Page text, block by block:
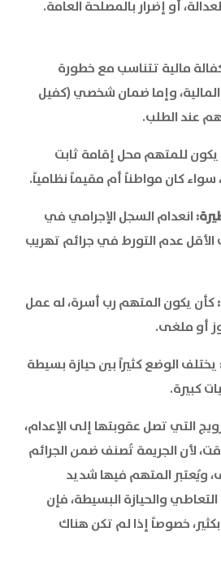
أو إضرار بالمصلحة العامة.
مالية تتناسب مع خطورة
وإما ضمان شخصي (كفيل
عند الطلب.
يكون للمتهم محل إقامة ثابت
كان مواطناً أم مقيماً نظامياً.
انعدام السجل الإجرامي في
الأقل عدم التورط في جرائم تهريب
كأن يكون المتهم رب أسرة، له عمل
أو ملغى.
يختلف الوضع كثيراً بين حيازة بسيطة
كبيرة.
التي تصل عقوبتها إلى الإعدام،
لأن الجريمة تُصنف ضمن الجرائم
ويُعتبر المتهم فيها شديد
والحيازة البسيطة، فإن
خصوصاً إذا لم تكن هناك